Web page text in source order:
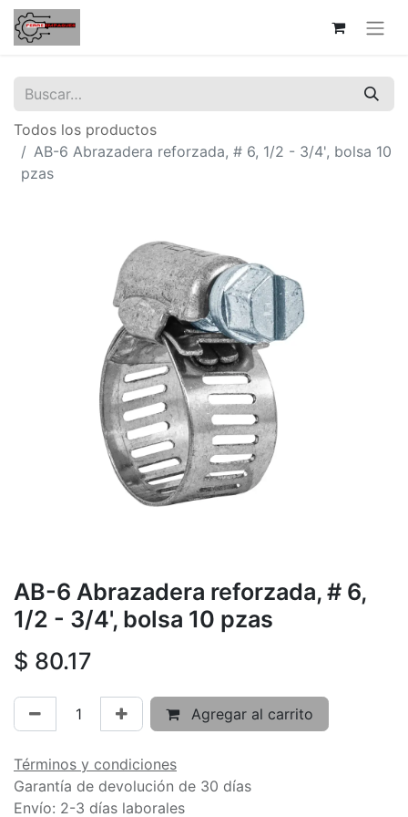
Todos los productos
AB-6 Abrazadera reforzada, # 6, 1/2 - 3/4', bolsa 10
pzas
AB-6 Abrazadera reforzada, # 6,
1/2 - 3/4', bolsa 10 pzas
$ 80.17
Agregar al carrito
Términos y condiciones
Garantía de devolución de 30 días
Envío: 2-3 días laborales